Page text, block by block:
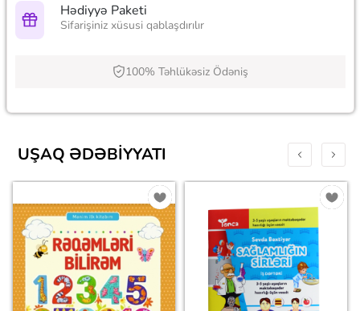
Hədiyyə Paketi
Sifarişiniz xüsusi qablaşdırılır
100% Təhlükəsiz Ödəniş
UŞAQ ƏDƏBIYYATI